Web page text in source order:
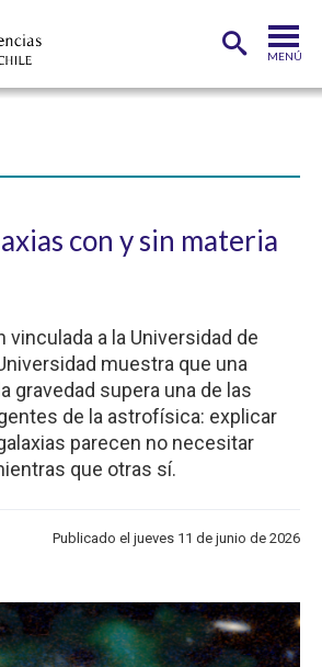
MENÚ
CARRERAS
INVESTIGACIÓN
ADMISIÓN
ACADÉMICOS
EGRESADOS
con y sin materia
vinculada a la Universidad de
muestra que una
gravedad supera una de las
de la astrofísica: explicar
parecen no necesitar
que otras sí.
Publicado el jueves 11 de junio de 2026